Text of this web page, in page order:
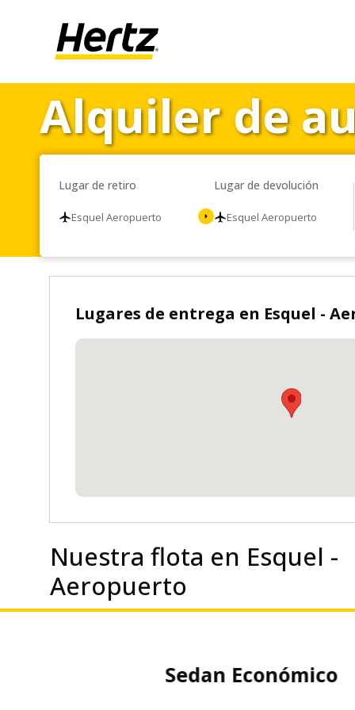
Alquiler de
Lugar de retiro
Esquel Aeropuerto
Lugar de devolución
Esquel Aeropuerto
Lugares de entrega en Esquel -
Nuestra flota en Esquel -
Aeropuerto
Sedan Económico